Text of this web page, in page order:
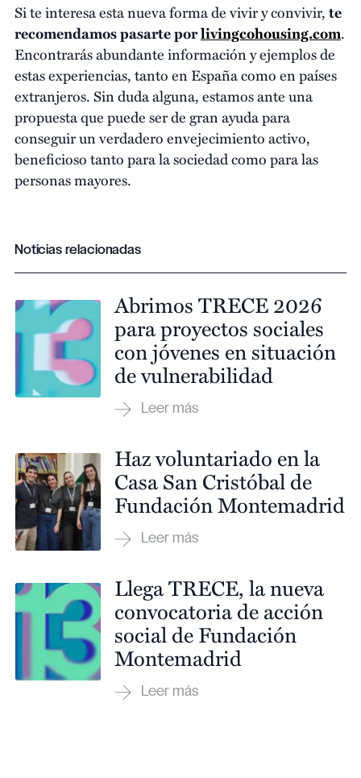
Si te interesa esta nueva forma de vivir y convivir,te
recomendamos pasarte porlivingcohousing.com.
Encontrarás abundante información y ejemplos de
estas experiencias, tanto en España como en países
extranjeros. Sin duda alguna, estamos ante una
propuesta que puede ser de gran ayuda para
conseguir un verdadero envejecimiento activo,
beneficioso tanto para la sociedad como para las
personas mayores.
Noticias relacionadas
Abrimos TRECE 2026
para proyectos sociales
con jóvenes en situación
de vulnerabilidad
Haz voluntariado en la
Casa San Cristóbal de
Fundación Montemadrid
Llega TRECE, la nueva
convocatoria de acción
social de Fundación
Montemadrid